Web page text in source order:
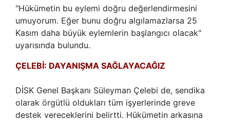
"Hükümetin bu eylemi doğru değerlendirmesini
umuyorum. Eğer bunu doğru algılamazlarsa 25
Kasım daha büyük eylemlerin başlangıcı olacak"
uyarısında bulundu.
ÇELEBİ: DAYANIŞMA SAĞLAYACAĞIZ
DİSK Genel Başkanı Süleyman Çelebi de, sendika
olarak örgütlü oldukları tüm işyerlerinde greve
destek vereceklerini belirtti. Hükümetin arkasına